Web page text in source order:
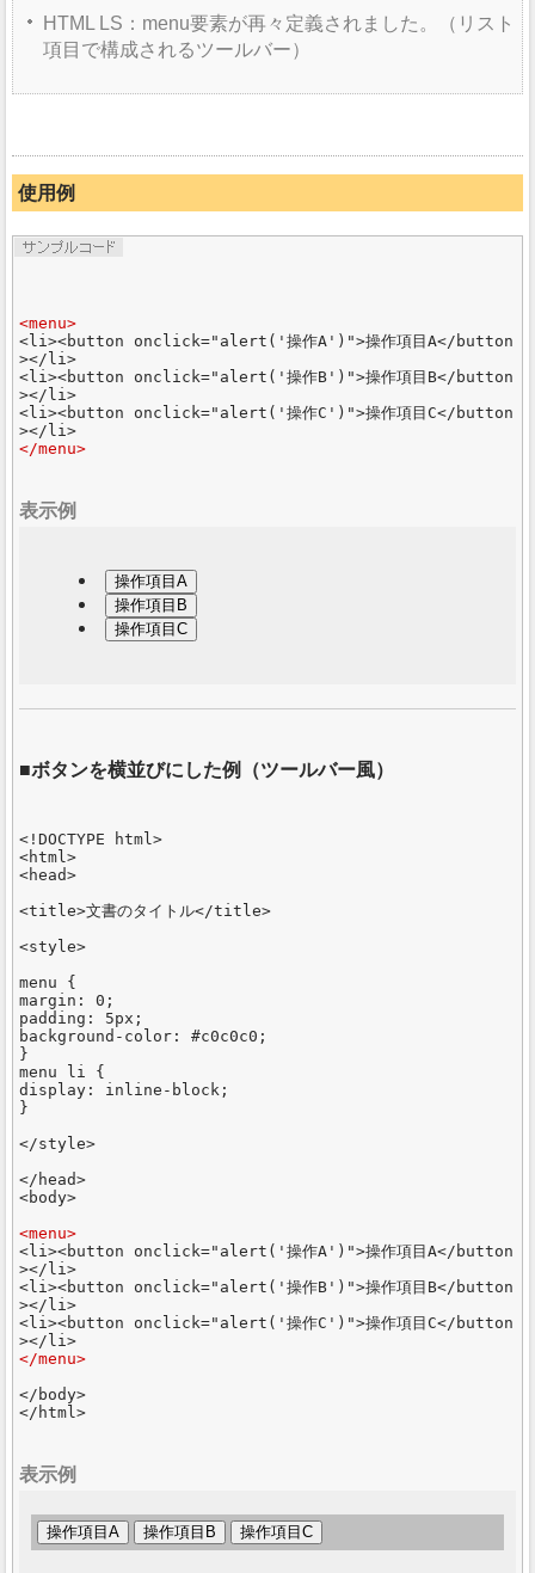
HTML LS：menu要素が再々定義されました。（リスト
項目で構成されるツールバー）
使用例
<menu>
<li><button onclick="alert('操作A')">操作項目A</button
></li>
<li><button onclick="alert('操作B')">操作項目B</button
></li>
<li><button onclick="alert('操作C')">操作項目C</button
</menu>
表示例
操作項目A
操作項目B
操作項目C
ボタンを横並びにした例（ツールバー風）
<!DOCTYPE html>
<html>
<head>
<title>文書のタイトル</title>
<style>
menu {
margin: 0;
padding: 5px;
background-color: #c0c0c0;
}
menu li {
display: inline-block;
}
</style>
</head>
<body>
<menu>
<li><button onclick="alert('操作A')">操作項目A</button
></li>
<li><button onclick="alert('操作B')">操作項目B</button
></li>
<li><button onclick="alert('操作C')">操作項目C</button
</menu>
</body>
表示例
操作項目A 操作項目B 操作項目C